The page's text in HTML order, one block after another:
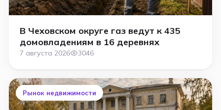
В Чеховском округе газ ведут к 435
домовладениям в 16 деревнях
7 августа 2026 3046
Рынок недвижимости